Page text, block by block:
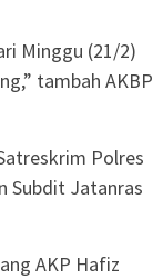
Minggu (21/2)
tambah AKBP
Polres
Subdit Jatanras
AKP Hafiz